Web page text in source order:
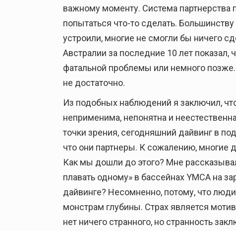
важному моменту. Система партнерства
попытаться что-то сделать.
устроили, многие не смогли бы ничего
Австралии за последние 10 лет
фатальной проблемы или немного позже.
не достаточно.
Из подобных наблюдений я заключил,
неприменима, непонятна и
точки зрения, сегодняшний дайвинг в
что они партнеры. К сожалению, многие
Как мы дошли до этого? Мне
плавать одному» в бассейнах YMCA на
дайвинге? Несомненно, потому, что
монстрам глубины. Страх является
нет ничего странного, но странность